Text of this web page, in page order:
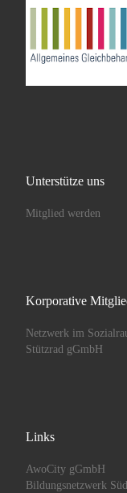
Unterstütze uns
Mitglied werden
Korporative
Netzwerk im
Stützrad gGmbH
Links
AwoCity gGmbH
Bildungsnetzwerk